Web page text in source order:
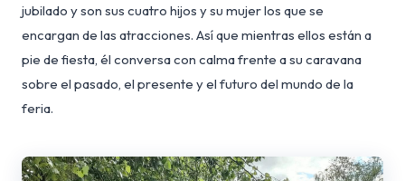
jubilado y son sus cuatro hijos y su mujer los que se
encargan de las atracciones. Así que mientras ellos están a
pie de fiesta, él conversa con calma frente a su caravana
sobre el pasado, el presente y el futuro del mundo de la
feria.